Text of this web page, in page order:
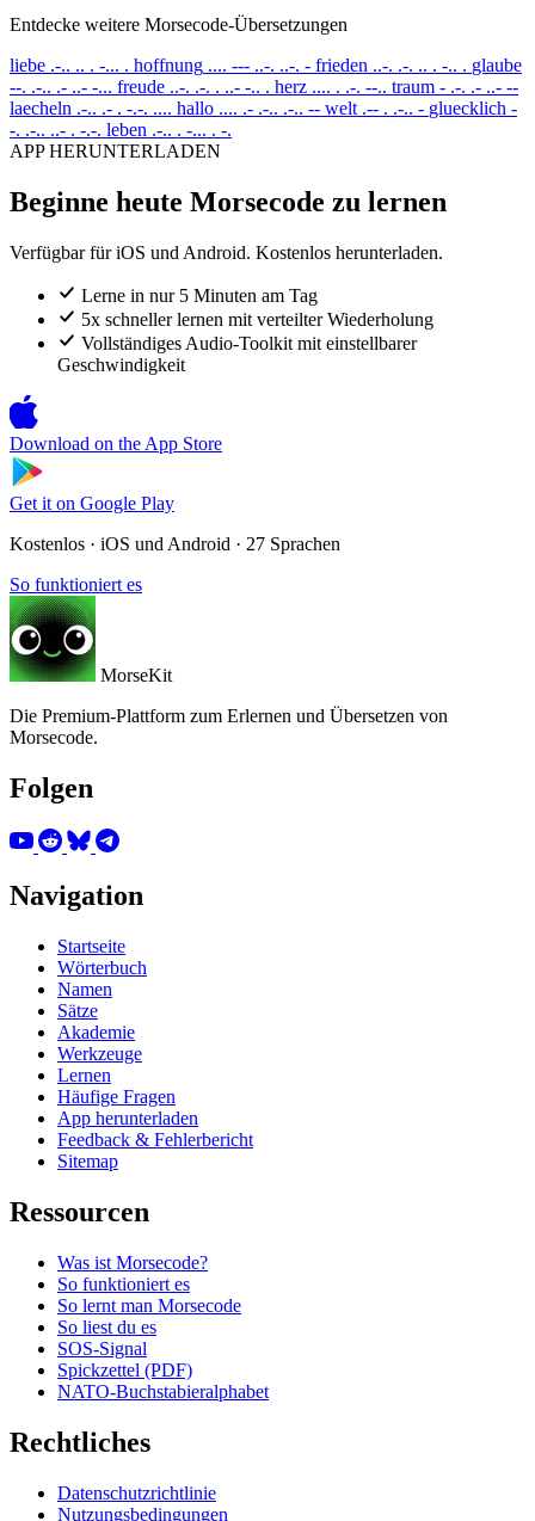
Entdecke weitere Morsecode-Übersetzungen
liebe .-.. .. . -... . hoffnung .... --- ..-. ..-. - frieden ..-. .-. .. . -.. . glaube
--. .-.. .- ..- -... freude ..-. .-. . ..- -.. . herz .... . .-. --.. traum - .-. .- ..- --
laecheln .-.. .- . -.-. .... hallo .... .- .-.. .-.. -- welt .-- . .-.. - gluecklich -
-. .-.. ..- . -.-. leben .-.. . -... . -.
APP HERUNTERLADEN
Beginne heute Morsecode zu lernen
Verfügbar für iOS und Android. Kostenlos herunterladen.
Lerne in nur 5 Minuten am Tag
5x schneller lernen mit verteilter Wiederholung
Vollständiges Audio-Toolkit mit einstellbarer
Geschwindigkeit
Download on the App Store
Get it on Google Play
Kostenlos · iOS und Android · 27 Sprachen
So funktioniert es
MorseKit
Die Premium-Plattform zum Erlernen und Übersetzen von
Morsecode.
Folgen
Navigation
Startseite
Wörterbuch
Namen
Sätze
Akademie
Werkzeuge
Lernen
Häufige Fragen
App herunterladen
Feedback & Fehlerbericht
Sitemap
Ressourcen
Was ist Morsecode?
So funktioniert es
So lernt man Morsecode
So liest du es
SOS-Signal
Spickzettel (PDF)
NATO-Buchstabieralphabet
Rechtliches
Datenschutzrichtlinie
Nutzungsbedingungen